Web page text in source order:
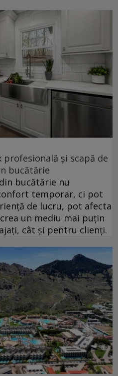
și scapă de
bucătărie
bucătărie nu
temporar, ci pot
de lucru, pot afecta
un mediu mai puțin
cât și pentru clienți.